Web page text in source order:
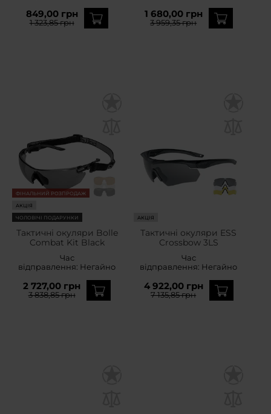
849,00 грн
1 323,85 грн
1 680,00 грн
3 959,35 грн
ФІНАЛЬНИЙ РОЗПРОДАЖ
АКЦІЯ
ЧОЛОВІЧІ ПОДАРУНКИ
Тактичні окуляри Bolle
Combat Kit Black
Час
відправлення: Негайно
2 727,00 грн
3 838,85 грн
АКЦІЯ
Тактичні окуляри ESS
Crossbow 3LS
Час
відправлення: Негайно
4 922,00 грн
7 135,85 грн